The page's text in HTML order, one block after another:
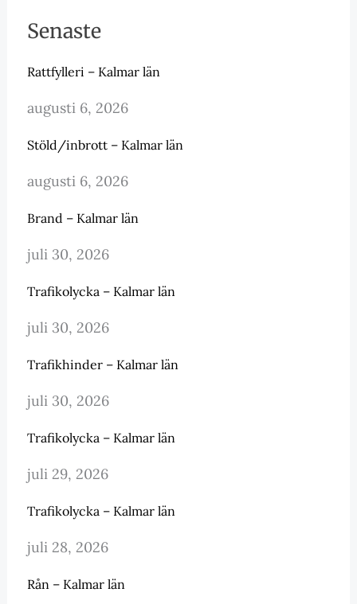
Senaste
Rattfylleri – Kalmar län
augusti 6, 2026
Stöld/inbrott – Kalmar län
augusti 6, 2026
Brand – Kalmar län
juli 30, 2026
Trafikolycka – Kalmar län
juli 30, 2026
Trafikhinder – Kalmar län
juli 30, 2026
Trafikolycka – Kalmar län
juli 29, 2026
Trafikolycka – Kalmar län
juli 28, 2026
Rån – Kalmar län